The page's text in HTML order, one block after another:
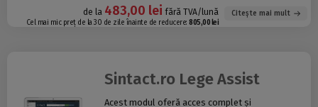
de la 483,00 leifără TVA/lună
Cel mai mic preț de la 30 de zile înainte de reducere: 805,00 lei
Citește mai mult
Sintact.ro Lege Assist
Acest modul oferă acces complet și